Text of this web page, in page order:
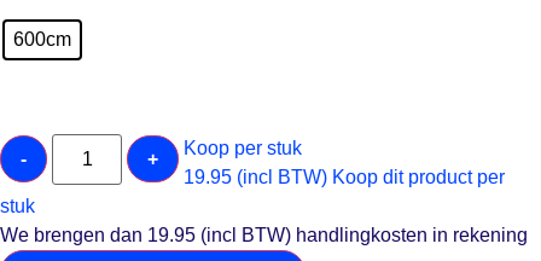
600cm
- +
Koop per stuk
19.95 (incl BTW) Koop dit product per
stuk
We brengen dan 19.95 (incl BTW) handlingkosten in rekening